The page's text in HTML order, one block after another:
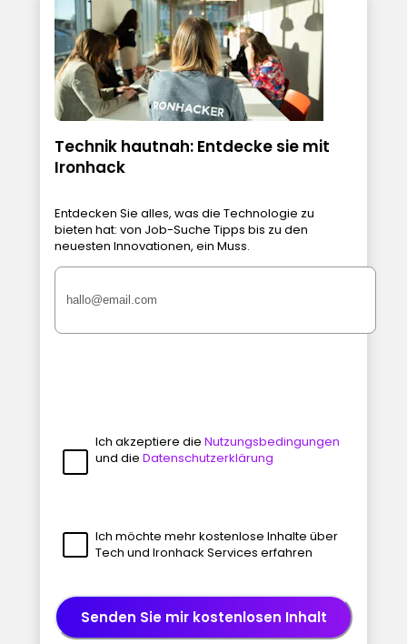
Technik hautnah: Entdecke sie mit
Ironhack
Entdecken Sie alles, was die Technologie zu
bieten hat: von Job-Suche Tipps bis zu den
neuesten Innovationen, ein Muss.
Ich akzeptiere die Nutzungsbedingungen
und die Datenschutzerklärung
Ich möchte mehr kostenlose Inhalte über
Tech und Ironhack Services erfahren
Senden Sie mir kostenlosen Inhalt